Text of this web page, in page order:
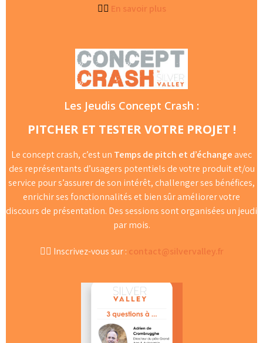
👉🏻 En savoir plus
Les Jeudis Concept Crash :
PITCHER ET TESTER VOTRE PROJET !
Le concept crash, c’est un Temps de pitch et d’échange avec
des représentants d’usagers potentiels de votre produit et/ou
service pour s’assurer de son intérêt, challenger ses bénéfices,
enrichir ses fonctionnalités et bien sûr améliorer votre
discours de présentation. Des sessions sont organisées un jeudi
par mois.
👉🏻 Inscrivez-vous sur : contact@silvervalley.fr